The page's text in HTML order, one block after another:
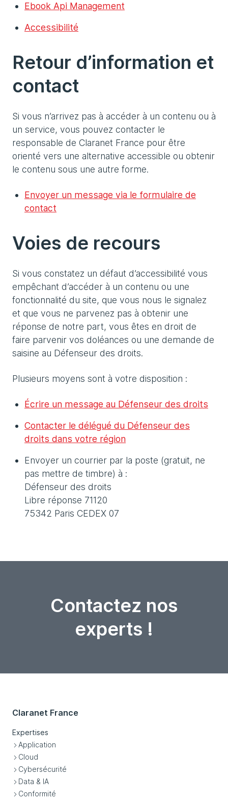
Ebook Api Management
Accessibilité
Retour d’information et
contact
Si vous n’arrivez pas à accéder à un contenu ou à
un service, vous pouvez contacter le
responsable de Claranet France pour être
orienté vers une alternative accessible ou obtenir
le contenu sous une autre forme.
Envoyer un message via le formulaire de
contact
Voies de recours
Si vous constatez un défaut d’accessibilité vous
empêchant d’accéder à un contenu ou une
fonctionnalité du site, que vous nous le signalez
et que vous ne parvenez pas à obtenir une
réponse de notre part, vous êtes en droit de
faire parvenir vos doléances ou une demande de
saisine au Défenseur des droits.
Plusieurs moyens sont à votre disposition :
Écrire un message au Défenseur des droits
Contacter le délégué du Défenseur des
droits dans votre région
Envoyer un courrier par la poste (gratuit, ne
pas mettre de timbre) à :
Défenseur des droits
Libre réponse 71120
75342 Paris CEDEX 07
Contactez nos
experts !
Claranet France
Expertises
Application
Cloud
Cybersécurité
Data & IA
Conformité